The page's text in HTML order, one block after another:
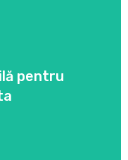
pentru
și calitate